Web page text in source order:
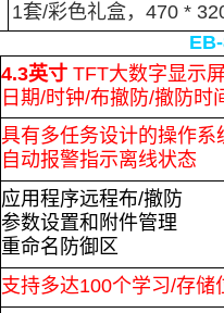
1套/彩色礼盒，470 *
4.3英寸 TFT大数字显示屏
日期/时钟/布撤防/撤防时
具有多任务设计的操作系
自动报警指示离线状态
应用程序远程布/撤防
参数设置和附件管理
重命名防御区
支持多达100个学习/存